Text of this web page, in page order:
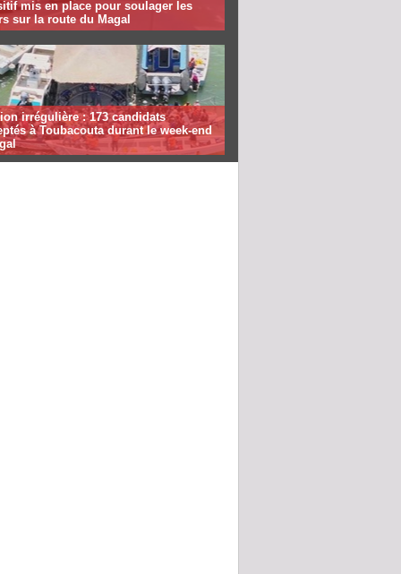
mis en place pour soulager les
sur la route du Magal
irrégulière : 173 candidats
à Toubacouta durant le week-end